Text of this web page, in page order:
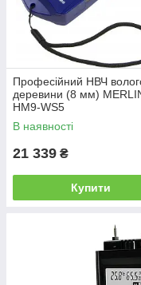
Професійний НВЧ
деревини (8 мм)
HM9-WS5
В наявності
21 339 ₴
Купити